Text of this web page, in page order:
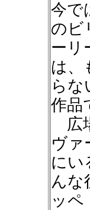
今で
のビ
ーリ
は、
らな
作品
広
ヴァ
にい
んな
ッペ